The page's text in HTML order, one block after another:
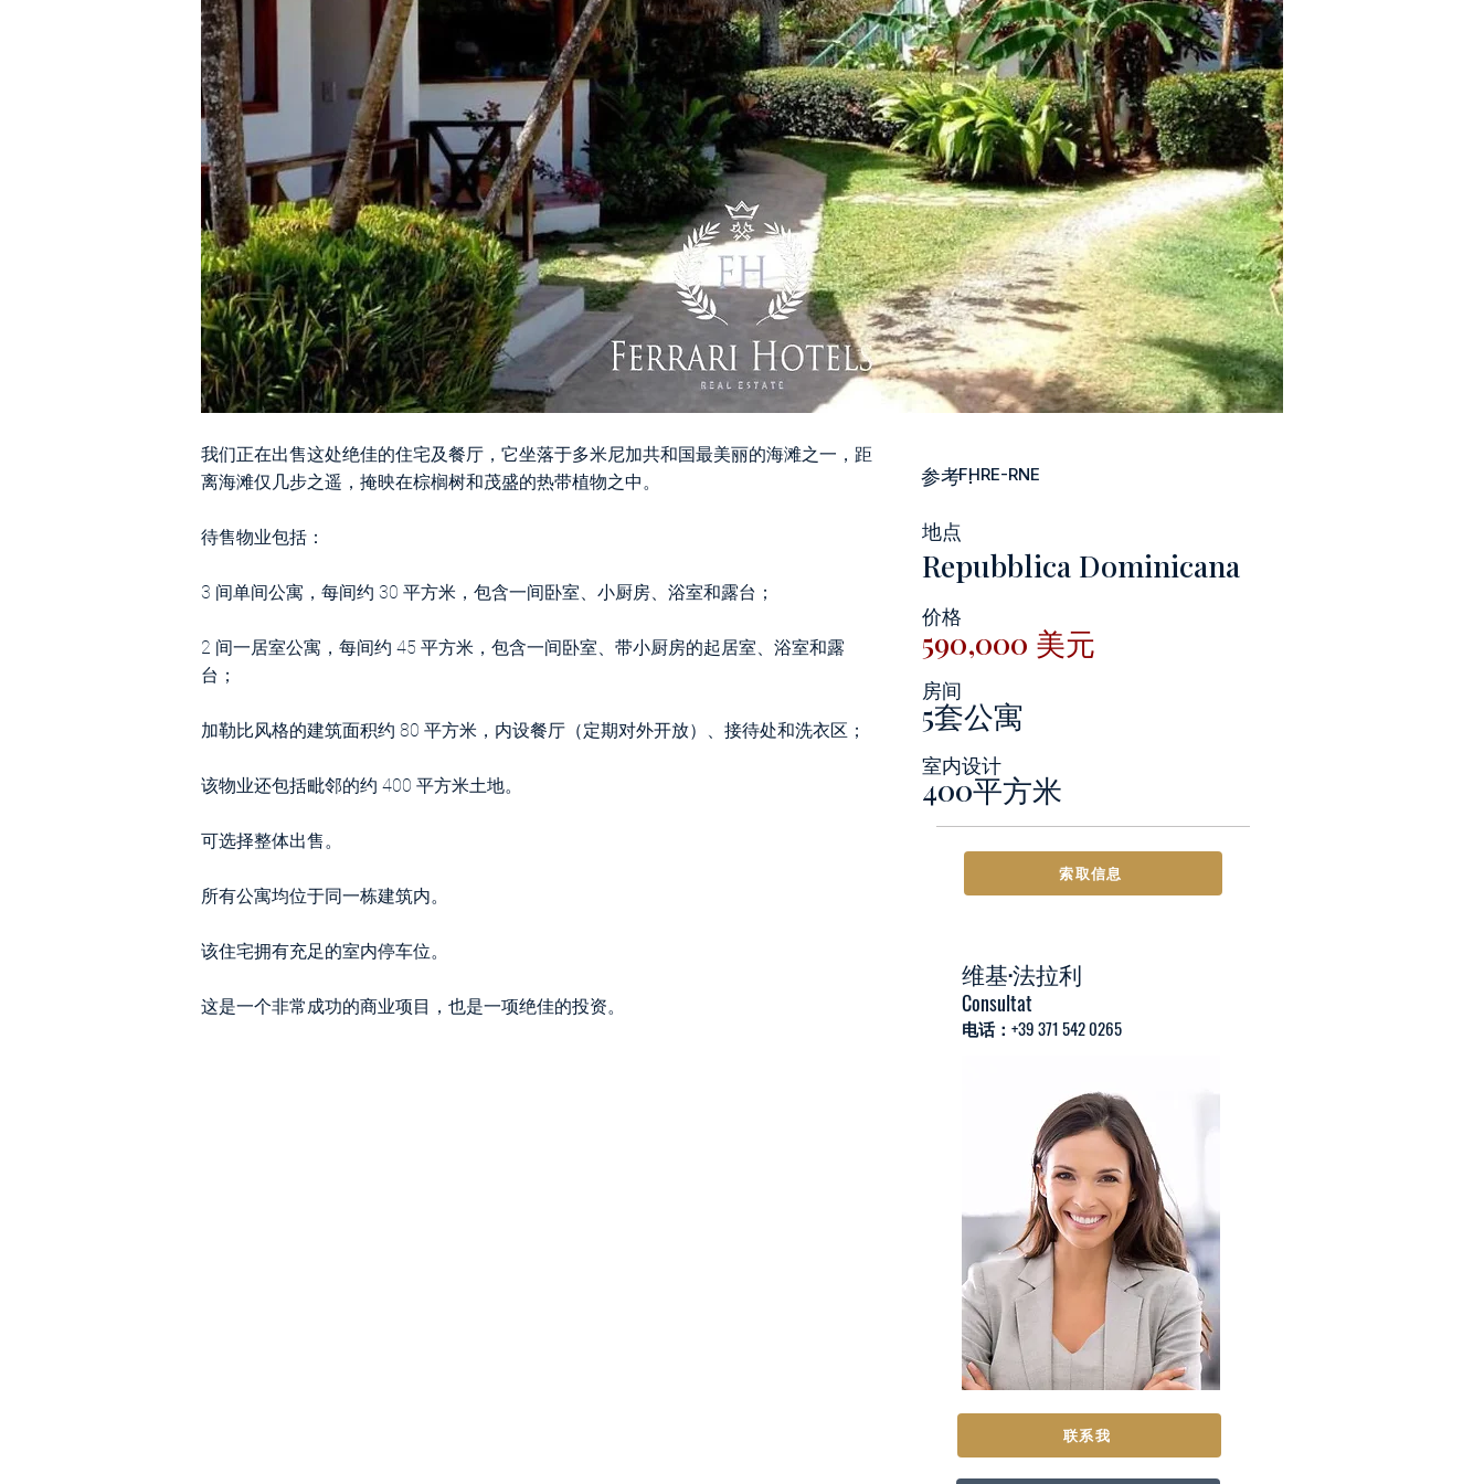
我们正在出售这处绝佳的住宅及餐厅，它坐落于多米尼加共和国最美丽的海滩之一，距
离海滩仅几步之遥，掩映在棕榈树和茂盛的热带植物之中。
待售物业包括：
3 间单间公寓，每间约 30 平方米，包含一间卧室、小厨房、浴室和露台；
2 间一居室公寓，每间约 45 平方米，包含一间卧室、带小厨房的起居室、浴室和露
台；
加勒比风格的建筑面积约 80 平方米，内设餐厅（定期对外开放）、接待处和洗衣区；
该物业还包括毗邻的约 400 平方米土地。
可选择整体出售。
所有公寓均位于同一栋建筑内。
该住宅拥有充足的室内停车位。
这是一个非常成功的商业项目，也是一项绝佳的投资。
参考：FHRE-RNE
地点
Repubblica Dominicana
价格
590,000 美元
房间
5套公寓
室内设计
400平方米
索取信息
维基·法拉利
Consultat
电话：+39 371 542 0265
联系我